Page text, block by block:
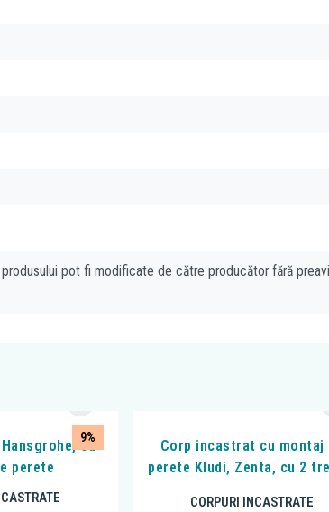
pot fi modificate de către producător fără
9%
cu
perete
Corp incastrat cu montaj
perete Kludi, Zenta, cu 2
CORPURI INCASTRATE